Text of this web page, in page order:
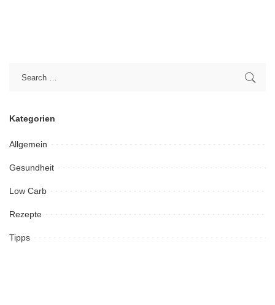
Kategorien
Allgemein
Gesundheit
Low Carb
Rezepte
Tipps